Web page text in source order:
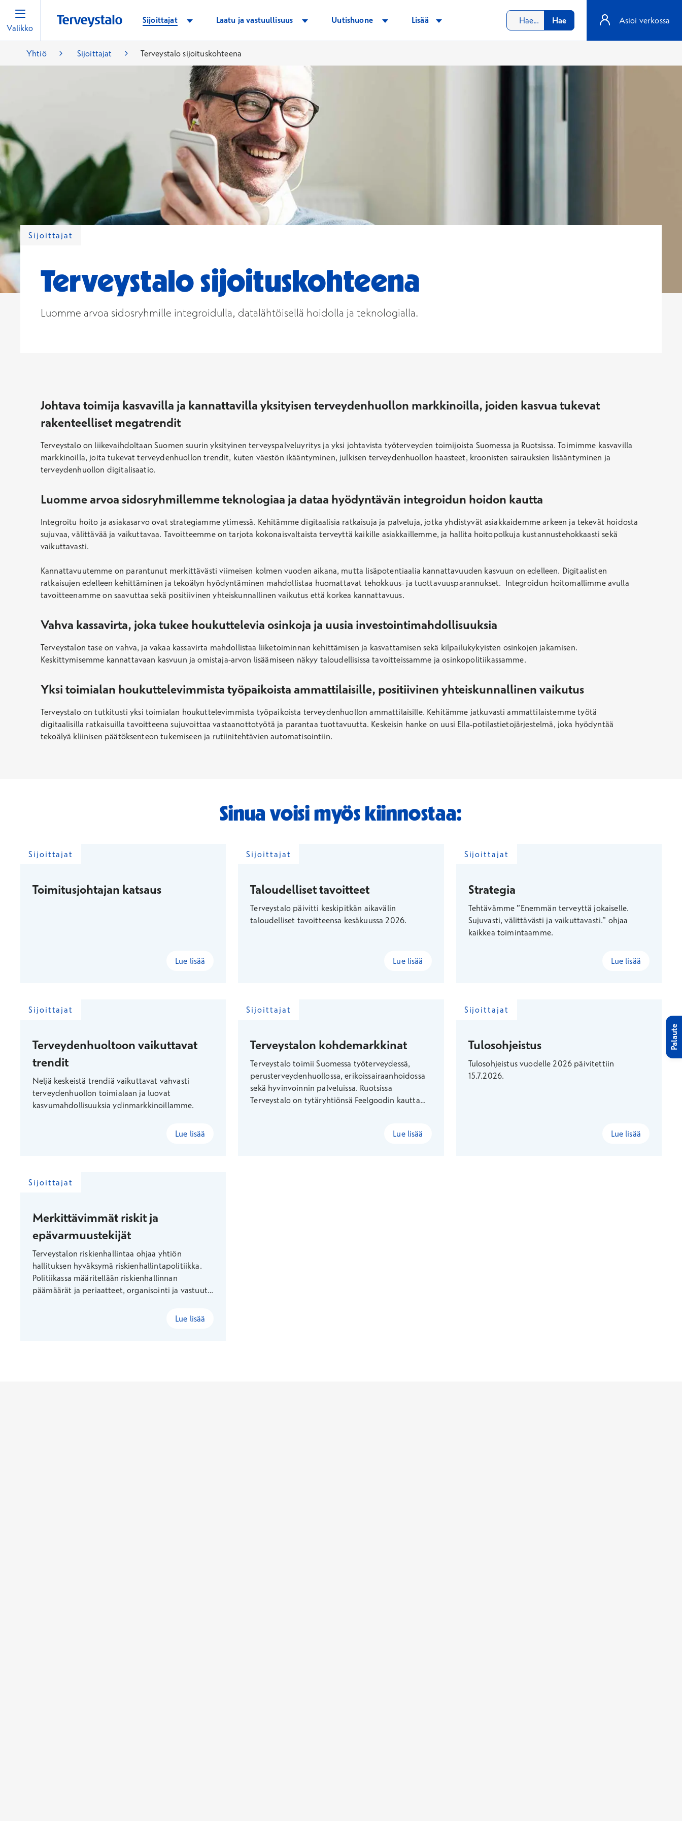
Valikko
Sijoittajat Laatu ja vastuullisuus Uutishuone Lisää Hae Asioi verkossa
Yhtiö Sijoittajat Terveystalo sijoituskohteena
Sijoittajat
Terveystalo sijoituskohteena
Luomme arvoa sidosryhmille integroidulla, datalähtöisellä hoidolla ja teknologialla.
Johtava toimija kasvavilla ja kannattavilla yksityisen terveydenhuollon markkinoilla, joiden kasvua tukevat
rakenteelliset megatrendit
Terveystalo on liikevaihdoltaan Suomen suurin yksityinen terveyspalveluyritys ja yksi johtavista työterveyden toimijoista Suomessa ja Ruotsissa. Toimimme kasvavilla
markkinoilla, joita tukevat terveydenhuollon trendit, kuten väestön ikääntyminen, julkisen terveydenhuollon haasteet, kroonisten sairauksien lisääntyminen ja
terveydenhuollon digitalisaatio.
Luomme arvoa sidosryhmillemme teknologiaa ja dataa hyödyntävän integroidun hoidon kautta
Integroitu hoito ja asiakasarvo ovat strategiamme ytimessä. Kehitämme digitaalisia ratkaisuja ja palveluja, jotka yhdistyvät asiakkaidemme arkeen ja tekevät hoidosta
sujuvaa, välittävää ja vaikuttavaa. Tavoitteemme on tarjota kokonaisvaltaista terveyttä kaikille asiakkaillemme, ja hallita hoitopolkuja kustannustehokkaasti sekä
vaikuttavasti.
Kannattavuutemme on parantunut merkittävästi viimeisen kolmen vuoden aikana, mutta lisäpotentiaalia kannattavuuden kasvuun on edelleen. Digitaalisten
ratkaisujen edelleen kehittäminen ja tekoälyn hyödyntäminen mahdollistaa huomattavat tehokkuus- ja tuottavuusparannukset. Integroidun hoitomallimme avulla
tavoitteenamme on saavuttaa sekä positiivinen yhteiskunnallinen vaikutus että korkea kannattavuus.
Vahva kassavirta, joka tukee houkuttelevia osinkoja ja uusia investointimahdollisuuksia
Terveystalon tase on vahva, ja vakaa kassavirta mahdollistaa liiketoiminnan kehittämisen ja kasvattamisen sekä kilpailukykyisten osinkojen jakamisen.
Keskittymisemme kannattavaan kasvuun ja omistaja-arvon lisäämiseen näkyy taloudellisissa tavoitteissamme ja osinkopolitiikassamme.
Yksi toimialan houkuttelevimmista työpaikoista ammattilaisille, positiivinen yhteiskunnallinen vaikutus
Terveystalo on tutkitusti yksi toimialan houkuttelevimmista työpaikoista terveydenhuollon ammattilaisille. Kehitämme jatkuvasti ammattilaistemme työtä
digitaalisilla ratkaisuilla tavoitteena sujuvoittaa vastaanottotyötä ja parantaa tuottavuutta. Keskeisin hanke on uusi Ella-potilastietojärjestelmä, joka hyödyntää
tekoälyä kliinisen päätöksenteon tukemiseen ja rutiinitehtävien automatisointiin.
Sinua voisi myös kiinnostaa:
Sijoittajat
Toimitusjohtajan katsaus
Lue lisää
Sijoittajat
Taloudelliset tavoitteet
Terveystalo päivitti keskipitkän aikavälin
taloudelliset tavoitteensa kesäkuussa 2026.
Lue lisää
Sijoittajat
Strategia
Tehtävämme ”Enemmän terveyttä jokaiselle.
Sujuvasti, välittävästi ja vaikuttavasti.” ohjaa
kaikkea toimintaamme.
Lue lisää
Sijoittajat
Terveydenhuoltoon vaikuttavat
trendit
Neljä keskeistä trendiä vaikuttavat vahvasti
terveydenhuollon toimialaan ja luovat
kasvumahdollisuuksia ydinmarkkinoillamme.
Lue lisää
Sijoittajat
Terveystalon kohdemarkkinat
Terveystalo toimii Suomessa työterveydessä,
perusterveydenhuollossa, erikoissairaanhoidossa
sekä hyvinvoinnin palveluissa. Ruotsissa
Terveystalo on tytäryhtiönsä Feelgoodin kautta
Lue lisää
Sijoittajat
Tulosohjeistus
Tulosohjeistus vuodelle 2026 päivitettiin
15.7.2026.
Lue lisää
Sijoittajat
Merkittävimmät riskit ja
epävarmuustekijät
Terveystalon riskienhallintaa ohjaa yhtiön
hallituksen hyväksymä riskienhallintapolitiikka.
Politiikassa määritellään riskienhallinnan
päämäärät ja periaatteet, organisointi ja vastuut
Lue lisää
Palaute